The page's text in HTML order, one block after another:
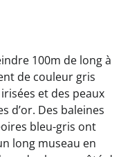
100m de long à
de couleur gris
et des peaux
d’or. Des baleines
bleu-gris ont
long museau en